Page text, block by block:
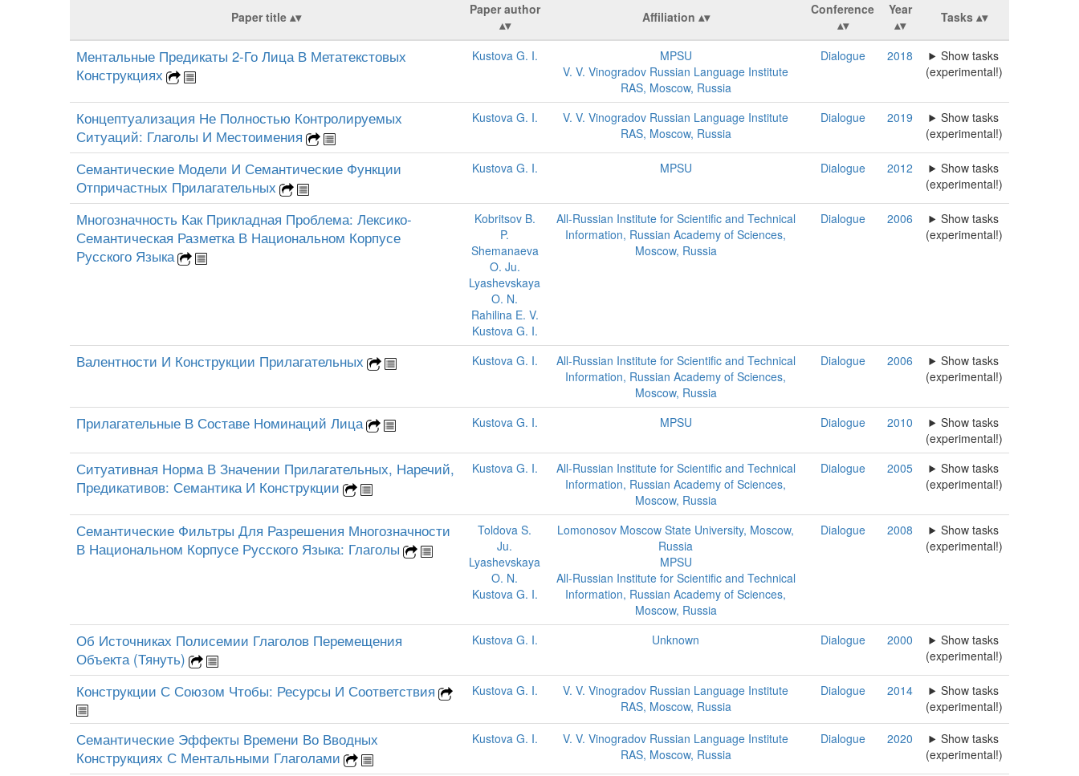
Paper title Paper author Affiliation Conference Year Tasks
Ментальные Предикаты 2-Го Лица В Метатекстовых
Конструкциях
Kustova G. I.
MPSU
V. V. Vinogradov Russian Language Institute
RAS, Moscow, Russia
Dialogue 2018
Show tasks
(experimental!)
Концептуализация Не Полностью Контролируемых
Ситуаций: Глаголы И Местоимения
Kustova G. I.
V. V. Vinogradov Russian Language Institute
RAS, Moscow, Russia
Dialogue 2019
Show tasks
(experimental!)
Семантические Модели И Семантические Функции
Отпричастных Прилагательных
Kustova G. I. MPSU Dialogue 2012
Show tasks
(experimental!)
Многозначность Как Прикладная Проблема: Лексико-
Семантическая Разметка В Национальном Корпусе
Русского Языка
Kobritsov B.
P.
Shemanaeva
O. Ju.
Lyashevskaya
O. N.
Rahilina E. V.
Kustova G. I.
All-Russian Institute for Scientific and Technical
Information, Russian Academy of Sciences,
Moscow, Russia
Dialogue 2006
Show tasks
(experimental!)
Валентности И Конструкции Прилагательных Kustova G. I.
All-Russian Institute for Scientific and Technical
Information, Russian Academy of Sciences,
Moscow, Russia
Dialogue 2006
Show tasks
(experimental!)
Прилагательные В Составе Номинаций Лица Kustova G. I. MPSU Dialogue 2010
Show tasks
(experimental!)
Ситуативная Норма В Значении Прилагательных, Наречий,
Предикативов: Семантика И Конструкции
Kustova G. I.
All-Russian Institute for Scientific and Technical
Information, Russian Academy of Sciences,
Moscow, Russia
Dialogue 2005
Show tasks
(experimental!)
Семантические Фильтры Для Разрешения Многозначности
В Национальном Корпусе Русского Языка: Глаголы
Toldova S.
Ju.
Lyashevskaya
O. N.
Kustova G. I.
Lomonosov Moscow State University, Moscow,
Russia
MPSU
All-Russian Institute for Scientific and Technical
Information, Russian Academy of Sciences,
Moscow, Russia
Dialogue 2008
Show tasks
(experimental!)
Об Источниках Полисемии Глаголов Перемещения
Объекта (Тянуть)
Kustova G. I. Unknown Dialogue 2000
Show tasks
(experimental!)
Конструкции С Союзом Чтобы: Ресурсы И Соответствия Kustova G. I.
V. V. Vinogradov Russian Language Institute
RAS, Moscow, Russia
Dialogue 2014
Show tasks
(experimental!)
Семантические Эффекты Времени Во Вводных
Конструкциях С Ментальными Глаголами
Kustova G. I.
V. V. Vinogradov Russian Language Institute
RAS, Moscow, Russia
Dialogue 2020
Show tasks
(experimental!)